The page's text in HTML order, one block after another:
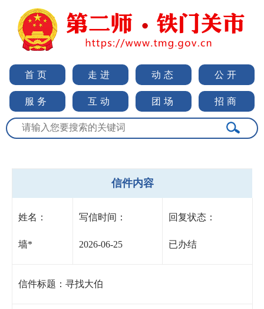
首页 走进 动态 公开
服务 互动 团场 招商
信件内容
姓名：
墙*
写信时间：
2026-06-25
回复状态：
已办结
信件标题： 寻找大伯